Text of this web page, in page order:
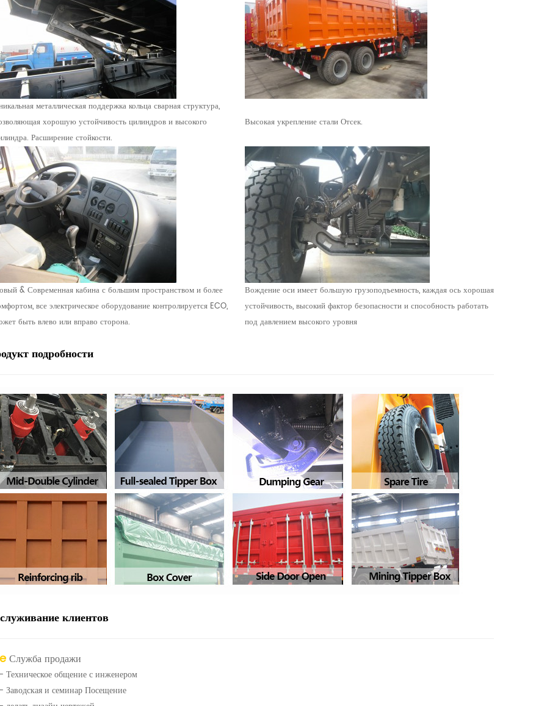
металлическая поддержка кольца сварная структура,
хорошую устойчивость цилиндров и высокого
Расширение стойкости.
Высокая укрепление стали Отсек.
& Современная кабина с большим пространством и более
все электрическое оборудование контролируется ECO,
быть влево или вправо сторона.
Вождение оси имеет большую грузоподъемность, каждая ось хорошая
устойчивость, высокий фактор безопасности и способность работать
под давлением высокого уровня
подробности
клиентов
Служба продажи
общение с инженером
и семинар Посещение